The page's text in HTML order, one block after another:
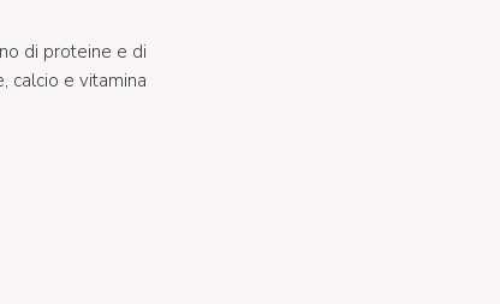
di proteine e di
calcio e vitamina